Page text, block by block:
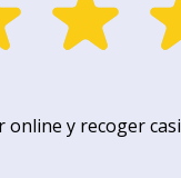
online y recoger casi